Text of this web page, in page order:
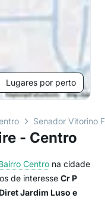
Lugares por perto
Senador Vitorino
- Centro
Centro na cidade
de interesse Cr P
Jardim Luso e